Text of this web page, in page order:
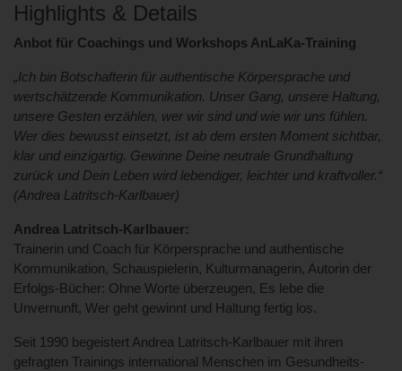
Highlights & Details
Anbot für Coachings und Workshops AnLaKa-Training
„Ich bin Botschafterin für authentische Körpersprache und
wertschätzende Kommunikation. Unser Gang, unsere Haltung,
unsere Gesten erzählen, wer wir sind und wie wir uns fühlen.
Wer dies bewusst einsetzt, ist ab dem ersten Moment sichtbar,
klar und einzigartig. Gewinne Deine neutrale Grundhaltung
zurück und Dein Leben wird lebendiger, leichter und kraftvoller.“
(Andrea Latritsch-Karlbauer)
Andrea Latritsch-Karlbauer:
Trainerin und Coach für Körpersprache und authentische
Kommunikation, Schauspielerin, Kulturmanagerin, Autorin der
Erfolgs-Bücher: Ohne Worte überzeugen, Es lebe die
Unvernunft, Wer geht gewinnt und Haltung fertig los.
Seit 1990 begeistert Andrea Latritsch-Karlbauer mit ihren
gefragten Trainings international Menschen im Gesundheits-